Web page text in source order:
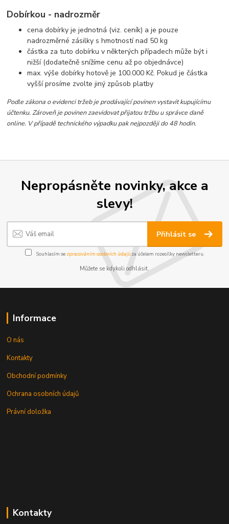
Dobírkou - nadrozměr
cena dobírky je jednotná (viz. ceník) a je pouze
nadrozměrné zásilky s hmotností nad 50 kg
částka za tuto dobírku v některých případech může být i
nižší (dodatečně snížíme cenu až po objednávce)
max. výše dobírky hotově je 100.000 Kč. Pokud je částka
vyšší prosíme zvolte jiný způsob platby
Podle zákona o evidenci tržeb je prodávající povinen vystavit kupujícímu
účtenku. Zároveň je povinen zaevidovat přijatou tržbu u správce daně
online. V případě technického výpadku pak nejpozději do 48 hodin.
Nepropásněte novinky, akce a
slevy!
Přihlásit se
Souhlasím se zpracováním osobních údajůza účelem rozesílky newsletteru.
Můžete se kdykoli odhlásit.
Informace
O nás
Kontakty
Obchodní podmínky
Ochrana osobních údajů
Právní doložka
Kontakty